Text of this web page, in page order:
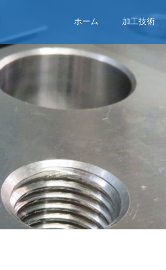
ホーム 加工技術